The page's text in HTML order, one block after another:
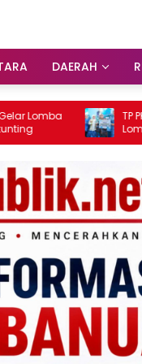
DAERAH
TP PKK Tapin
Lomba Masak